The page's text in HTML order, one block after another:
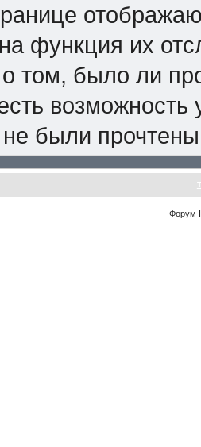
функция их
том, было ли
были
Форум